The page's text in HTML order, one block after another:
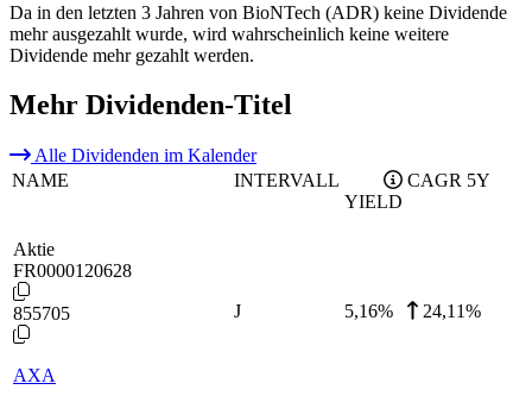
Da in den letzten 3 Jahren von BioNTech (ADR) keine Dividende
mehr ausgezahlt wurde, wird wahrscheinlich keine weitere
Dividende mehr gezahlt werden.
Mehr Dividenden-Titel
Alle Dividenden im Kalender
NAME
INTERVALL
YIELD
CAGR 5Y
Aktie
FR0000120628
855705
AXA
J 5,16% 24,11%